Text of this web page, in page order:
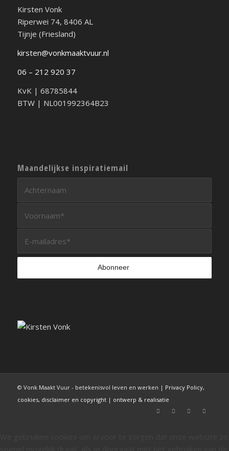
Kirsten Vonk
Riperwei 74, 8406 AL
Tijnje (Friesland)
kirsten@vonkmaaktvuur.nl
06 – 212 920 37
KvK | 68785844
BTW | NL001992364B23
Maandelijkse inspiratiemail
© Vonk Maakt Vuur - betekenisvol leven en werken | Privacy Policy,
cookies, disclaimer en copyright| ontwerp & realisatie